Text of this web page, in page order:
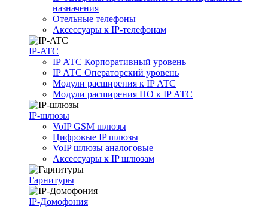
назначения
Отельные телефоны
Аксессуары к IP-телефонам
IP-ATC
IP АТС Корпоративный уровень
IP АТС Операторский уровень
Модули расширения к IP АТС
Модули расширения ПО к IP АТС
IP-шлюзы
VoIP GSM шлюзы
Цифровые IP шлюзы
VoIP шлюзы аналоговые
Аксессуары к IP шлюзам
Гарнитуры
IP-Домофония